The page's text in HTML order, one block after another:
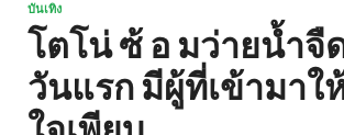
บันเทิง
โตโน่ ซ้ อ มว่ายน้ำจื
วันแรก มีผู้ที่เข้ามาใ